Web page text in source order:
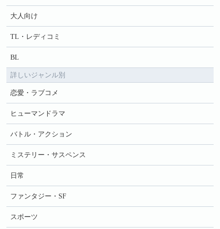
大人向け
TL・レディコミ
BL
詳しいジャンル別
恋愛・ラブコメ
ヒューマンドラマ
バトル・アクション
ミステリー・サスペンス
日常
ファンタジー・SF
スポーツ